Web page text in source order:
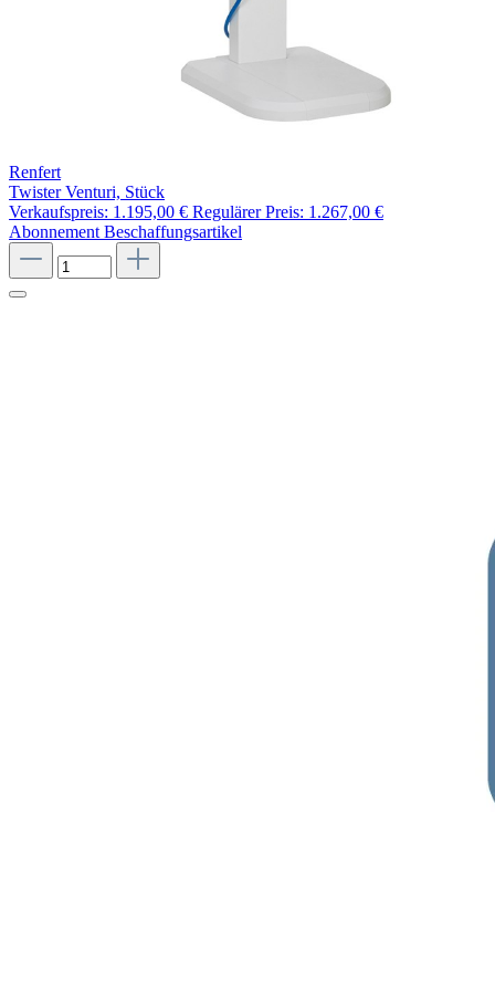
Renfert
Twister Venturi, Stück
Verkaufspreis: 1.195,00 € Regulärer Preis: 1.267,00 €
Abonnement Beschaffungsartikel